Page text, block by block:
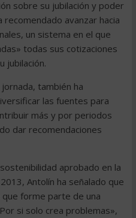
sobre su jubilación y poder
recomendado avanzar hacia
un sistema en el que
todas sus cotizaciones
jubilación.
también ha
las fuentes para
más y por periodos
dar recomendaciones
aprobado en la
Antolín ha señalado que
que forme parte de una
si solo crea problemas»,